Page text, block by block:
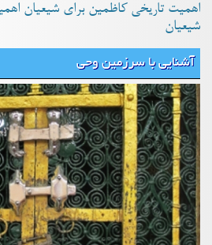
اهمیت تاریخی کاظمین برای شیعیان
شیعیان
آشنایی با سرزمین وحی